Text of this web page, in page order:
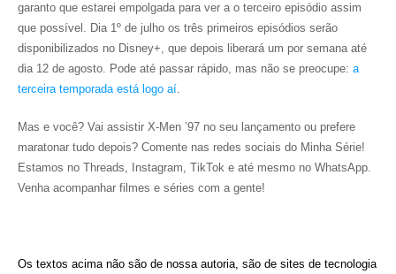
garanto que estarei empolgada para ver a o terceiro episódio assim
que possível. Dia 1º de julho os três primeiros episódios serão
disponibilizados no Disney+, que depois liberará um por semana até
dia 12 de agosto. Pode até passar rápido, mas não se preocupe: a
terceira temporada está logo aí.
Mas e você? Vai assistir X-Men ’97 no seu lançamento ou prefere
maratonar tudo depois? Comente nas redes sociais do Minha Série!
Estamos no Threads, Instagram, TikTok e até mesmo no WhatsApp.
Venha acompanhar filmes e séries com a gente!
Os textos acima não são de nossa autoria, são de sites de tecnologia